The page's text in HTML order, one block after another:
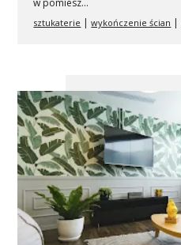
sztukaterie |wykończenie ścian |